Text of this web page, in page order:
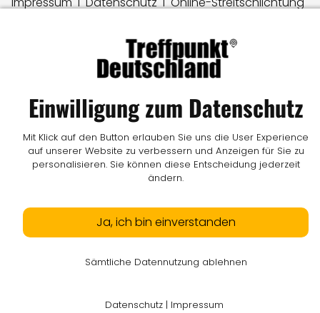
© LW Medien GmbH
Einwilligung zum Datenschutz
Mit Klick auf den Button erlauben Sie uns die User Experience
auf unserer Website zu verbessern und Anzeigen für Sie zu
personalisieren. Sie können diese Entscheidung jederzeit
ändern.
Ja, ich bin einverstanden
Sämtliche Datennutzung ablehnen
Datenschutz | Impressum